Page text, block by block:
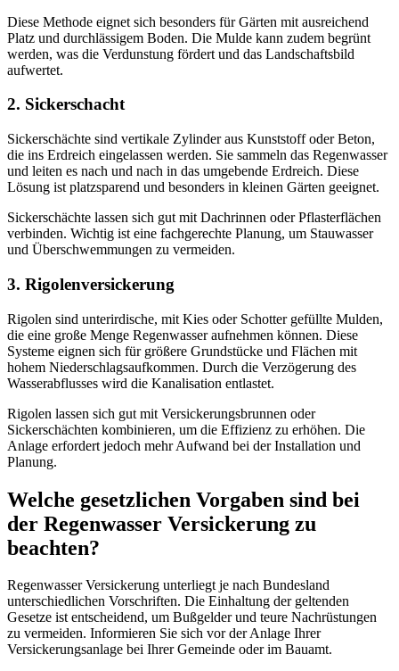
Diese Methode eignet sich besonders für Gärten mit ausreichend
Platz und durchlässigem Boden. Die Mulde kann zudem begrünt
werden, was die Verdunstung fördert und das Landschaftsbild
aufwertet.
2. Sickerschacht
Sickerschächte sind vertikale Zylinder aus Kunststoff oder Beton,
die ins Erdreich eingelassen werden. Sie sammeln das Regenwasser
und leiten es nach und nach in das umgebende Erdreich. Diese
Lösung ist platzsparend und besonders in kleinen Gärten geeignet.
Sickerschächte lassen sich gut mit Dachrinnen oder Pflasterflächen
verbinden. Wichtig ist eine fachgerechte Planung, um Stauwasser
und Überschwemmungen zu vermeiden.
3. Rigolenversickerung
Rigolen sind unterirdische, mit Kies oder Schotter gefüllte Mulden,
die eine große Menge Regenwasser aufnehmen können. Diese
Systeme eignen sich für größere Grundstücke und Flächen mit
hohem Niederschlagsaufkommen. Durch die Verzögerung des
Wasserabflusses wird die Kanalisation entlastet.
Rigolen lassen sich gut mit Versickerungsbrunnen oder
Sickerschächten kombinieren, um die Effizienz zu erhöhen. Die
Anlage erfordert jedoch mehr Aufwand bei der Installation und
Planung.
Welche gesetzlichen Vorgaben sind bei
der Regenwasser Versickerung zu
beachten?
Regenwasser Versickerung unterliegt je nach Bundesland
unterschiedlichen Vorschriften. Die Einhaltung der geltenden
Gesetze ist entscheidend, um Bußgelder und teure Nachrüstungen
zu vermeiden. Informieren Sie sich vor der Anlage Ihrer
Versickerungsanlage bei Ihrer Gemeinde oder im Bauamt.